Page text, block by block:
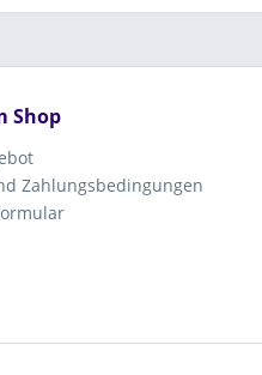
Shop
Zahlungsbedingungen